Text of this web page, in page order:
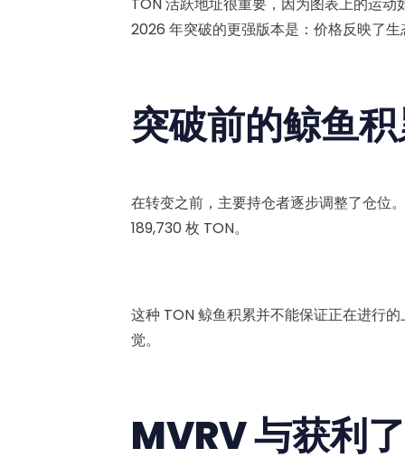
2026 年突破的更强版本是：价格反映了
突破前的鲸鱼
在转变之前，主要持仓者逐步调整了仓位
189,730 枚 TON。
这种 TON 鲸鱼积累并不能保证正在进行
觉。
MVRV 与获利